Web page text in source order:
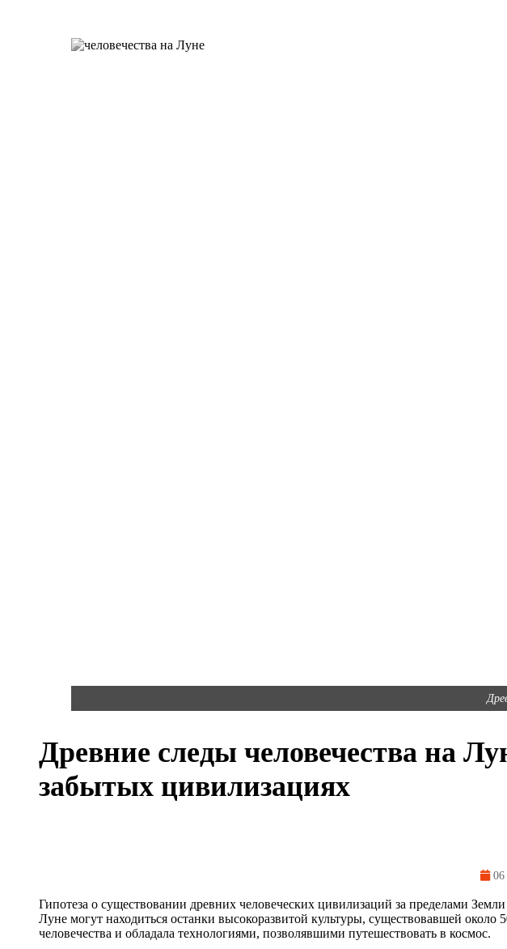
Древние следы человечества на
забытых цивилизациях
06
Гипотеза о существовании древних человеческих цивилизаций за пределами
Луне могут находиться останки высокоразвитой культуры, существовавшей
человечества и обладала технологиями, позволявшими путешествовать в космос.